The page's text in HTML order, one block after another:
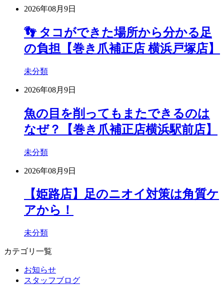
2026年08月9日
👣 タコができた場所から分かる足
の負担【巻き爪補正店 横浜戸塚店】
未分類
2026年08月9日
魚の目を削ってもまたできるのは
なぜ？【巻き爪補正店横浜駅前店】
未分類
2026年08月9日
【姫路店】足のニオイ対策は角質ケ
アから！
未分類
カテゴリ一覧
お知らせ
スタッフブログ